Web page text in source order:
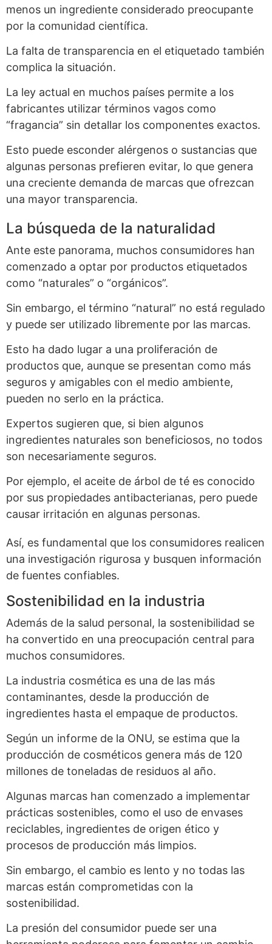
menos un ingrediente considerado preocupante
por la comunidad científica.
La falta de transparencia en el etiquetado también
complica la situación.
La ley actual en muchos países permite a los
fabricantes utilizar términos vagos como
“fragancia” sin detallar los componentes exactos.
Esto puede esconder alérgenos o sustancias que
algunas personas prefieren evitar, lo que genera
una creciente demanda de marcas que ofrezcan
una mayor transparencia.
La búsqueda de la naturalidad
Ante este panorama, muchos consumidores han
comenzado a optar por productos etiquetados
como “naturales” o “orgánicos”.
Sin embargo, el término “natural” no está regulado
y puede ser utilizado libremente por las marcas.
Esto ha dado lugar a una proliferación de
productos que, aunque se presentan como más
seguros y amigables con el medio ambiente,
pueden no serlo en la práctica.
Expertos sugieren que, si bien algunos
ingredientes naturales son beneficiosos, no todos
son necesariamente seguros.
Por ejemplo, el aceite de árbol de té es conocido
por sus propiedades antibacterianas, pero puede
causar irritación en algunas personas.
Así, es fundamental que los consumidores realicen
una investigación rigurosa y busquen información
de fuentes confiables.
Sostenibilidad en la industria
Además de la salud personal, la sostenibilidad se
ha convertido en una preocupación central para
muchos consumidores.
La industria cosmética es una de las más
contaminantes, desde la producción de
ingredientes hasta el empaque de productos.
Según un informe de la ONU, se estima que la
producción de cosméticos genera más de 120
millones de toneladas de residuos al año.
Algunas marcas han comenzado a implementar
prácticas sostenibles, como el uso de envases
reciclables, ingredientes de origen ético y
procesos de producción más limpios.
Sin embargo, el cambio es lento y no todas las
marcas están comprometidas con la
sostenibilidad.
La presión del consumidor puede ser una